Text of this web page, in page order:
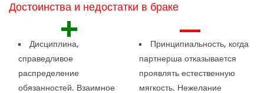
Достоинства и недостатки в браке
+
Дисциплина,
справедливое
распределение
обязанностей. Взаимное
—
Принципиальность, когда
партнерша отказывается
проявлять естественную
мягкость. Нежелание